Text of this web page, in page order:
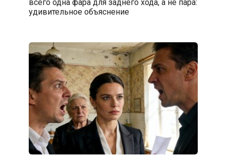
всего одна фара для заднего хода, а не пара:
удивительное объяснение